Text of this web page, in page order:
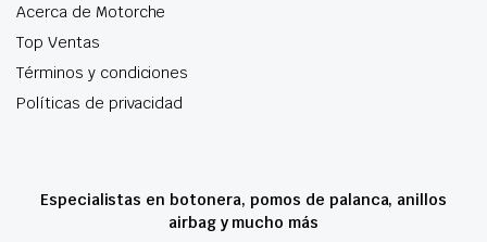
Acerca de Motorche
Top Ventas
Términos y condiciones
Políticas de privacidad
Especialistas en botonera, pomos de palanca, anillos
airbag y mucho más